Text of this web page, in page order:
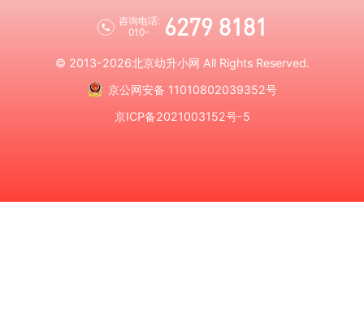
咨询电话:
010-
6279 8181
© 2013-2026北京幼升小网 All Rights Reserved.
京公网安备 11010802039352号
京ICP备2021003152号-5